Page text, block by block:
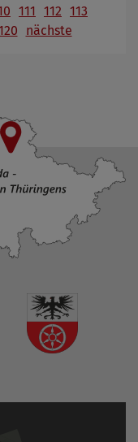
111 112 113
nächste